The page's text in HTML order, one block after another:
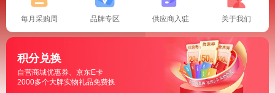
每月采购周 品牌专区 供应商入驻 关于我们
积分兑换
自营商城优惠券、京东E卡
2000多个大牌实物礼品免费换